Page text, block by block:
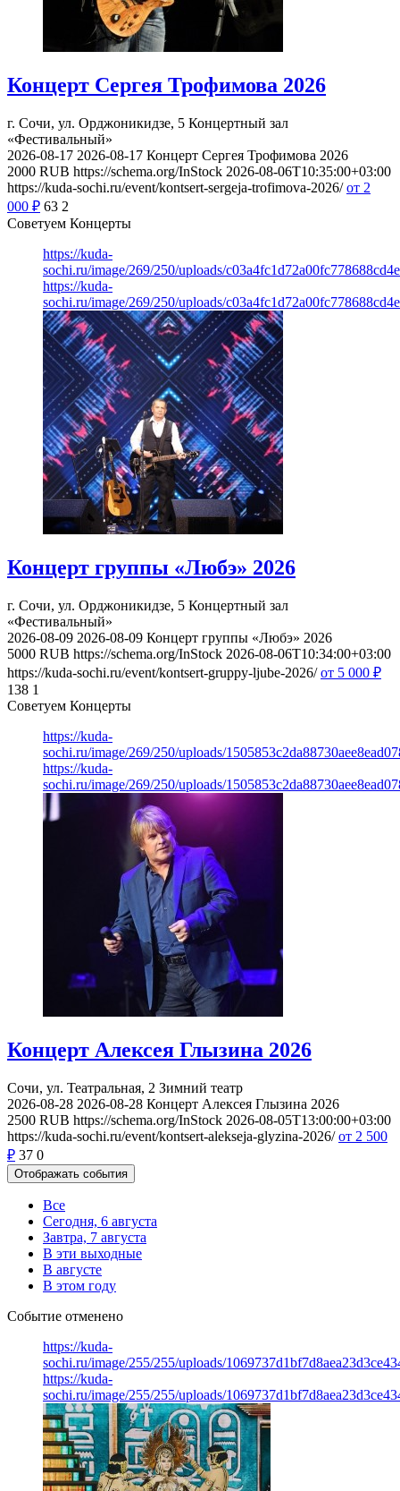
Концерт Сергея Трофимова 2026
г. Сочи, ул. Орджоникидзе, 5 Концертный зал
«Фестивальный»
2026-08-17 2026-08-17 Концерт Сергея Трофимова 2026
2000 RUB https://schema.org/InStock 2026-08-06T10:35:00+03:00
https://kuda-sochi.ru/event/kontsert-sergeja-trofimova-2026/ от 2
000 ₽ 63 2
Советуем Концерты
https://kuda-
sochi.ru/image/269/250/uploads/
https://kuda-
sochi.ru/image/269/250/uploads/
Концерт группы «Любэ» 2026
г. Сочи, ул. Орджоникидзе, 5 Концертный зал
«Фестивальный»
2026-08-09 2026-08-09 Концерт группы «Любэ» 2026
5000 RUB https://schema.org/InStock 2026-08-06T10:34:00+03:00
https://kuda-sochi.ru/event/kontsert-gruppy-ljube-2026/ от 5 000 ₽
138 1
Советуем Концерты
https://kuda-
sochi.ru/image/269/250/uploads/
https://kuda-
sochi.ru/image/269/250/uploads/
Концерт Алексея Глызина 2026
Сочи, ул. Театральная, 2 Зимний театр
2026-08-28 2026-08-28 Концерт Алексея Глызина 2026
2500 RUB https://schema.org/InStock 2026-08-05T13:00:00+03:00
https://kuda-sochi.ru/event/kontsert-alekseja-glyzina-2026/ от 2 500
₽ 37 0
Отображать события
Все
Сегодня, 6 августа
Завтра, 7 августа
В эти выходные
В августе
В этом году
Событие отменено
https://kuda-
sochi.ru/image/255/255/uploads/
https://kuda-
sochi.ru/image/255/255/uploads/